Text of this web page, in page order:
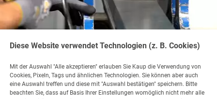
Kontakt
Diese Website verwendet Technologien (z. B. Cookies)
Mit der Auswahl "Alle akzeptieren" erlauben Sie Kaup die Verwendung von
Cookies, Pixeln, Tags und ähnlichen Technologien. Sie können aber auch
eine Auswahl treffen und diese mit "Auswahl bestätigen" speichern. Bitte
beachten Sie, dass auf Basis Ihrer Einstellungen womöglich nicht mehr alle